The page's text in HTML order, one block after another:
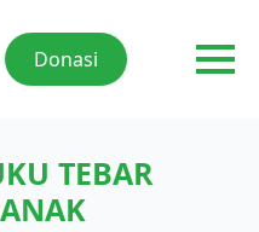
Donasi
TEBAR